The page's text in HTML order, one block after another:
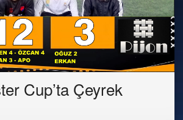
Cup’ta Çeyrek